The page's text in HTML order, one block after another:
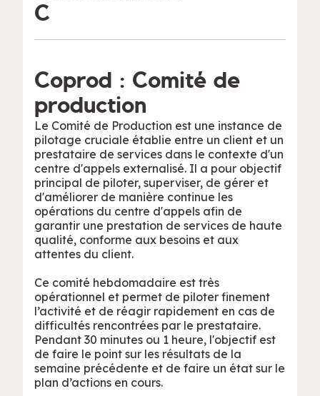
C
Coprod : Comité de
production
Le Comité de Production est une instance de
pilotage cruciale établie entre un client et un
prestataire de services dans le contexte d'un
centre d'appels externalisé. Il a pour objectif
principal de piloter, superviser, de gérer et
d'améliorer de manière continue les
opérations du centre d'appels afin de
garantir une prestation de services de haute
qualité, conforme aux besoins et aux
attentes du client.
Ce comité hebdomadaire est très
opérationnel et permet de piloter finement
l’activité et de réagir rapidement en cas de
difficultés rencontrées par le prestataire.
Pendant 30 minutes ou 1 heure, l'objectif est
de faire le point sur les résultats de la
semaine précédente et de faire un état sur le
plan d’actions en cours.